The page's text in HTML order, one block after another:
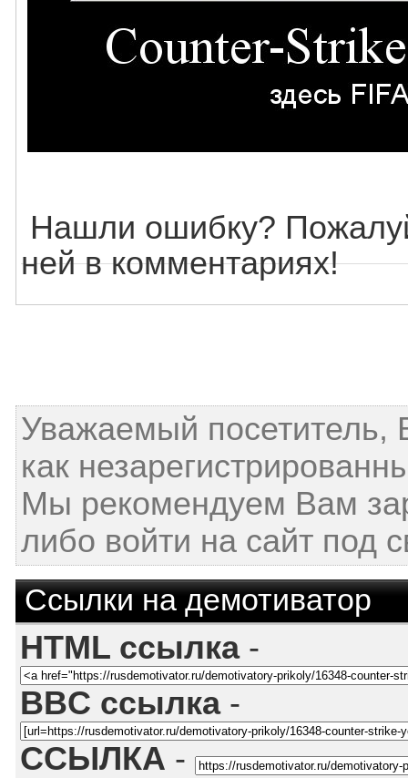
Нашли ошибку?
ней в комментариях!
Уважаемый посетитель,
как
Мы рекомендуем Вам
либо войти на сайт под
Ссылки на демотиватор
HTML ссылка-
BBC ссылка-
ССЫЛКА -